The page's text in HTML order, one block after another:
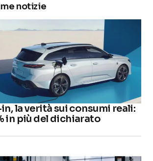
notizie
la verità sui consumi reali:
in più del dichiarato